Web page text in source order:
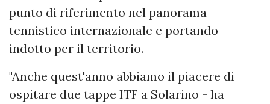
punto di riferimento nel panorama
tennistico internazionale e portando
indotto per il territorio.
"Anche quest'anno abbiamo il piacere di
ospitare due tappe ITF a Solarino - ha